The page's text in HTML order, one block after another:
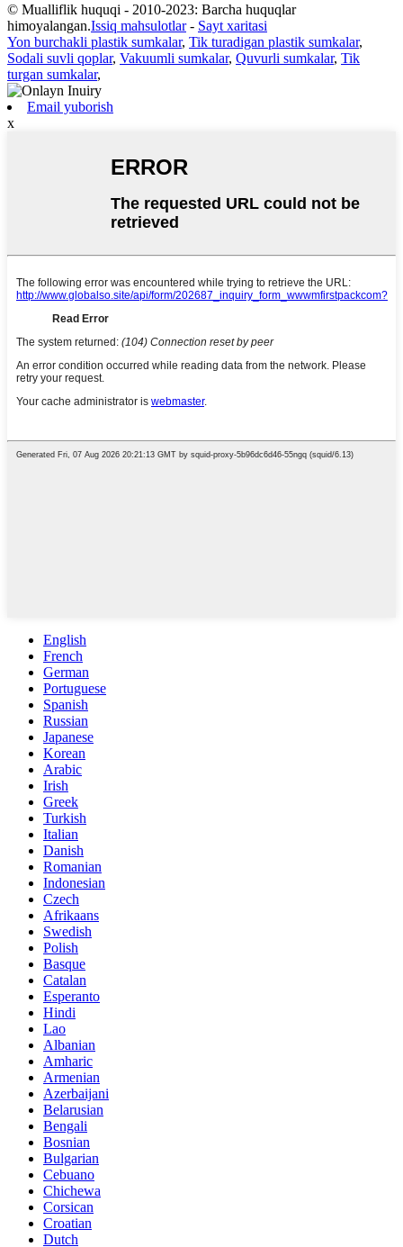
© Mualliflik huquqi - 2010-2023: Barcha huquqlar
himoyalangan.Issiq mahsulotlar- Sayt xaritasi
Yon burchakli plastik sumkalar, Tik turadigan plastik sumkalar,
Sodali suvli qoplar, Vakuumli sumkalar, Quvurli sumkalar, Tik
turgan sumkalar,
Email yuborish
x
English
French
German
Portuguese
Spanish
Russian
Japanese
Korean
Arabic
Irish
Greek
Turkish
Italian
Danish
Romanian
Indonesian
Czech
Afrikaans
Swedish
Polish
Basque
Catalan
Esperanto
Hindi
Lao
Albanian
Amharic
Armenian
Azerbaijani
Belarusian
Bengali
Bosnian
Bulgarian
Cebuano
Chichewa
Corsican
Croatian
Dutch